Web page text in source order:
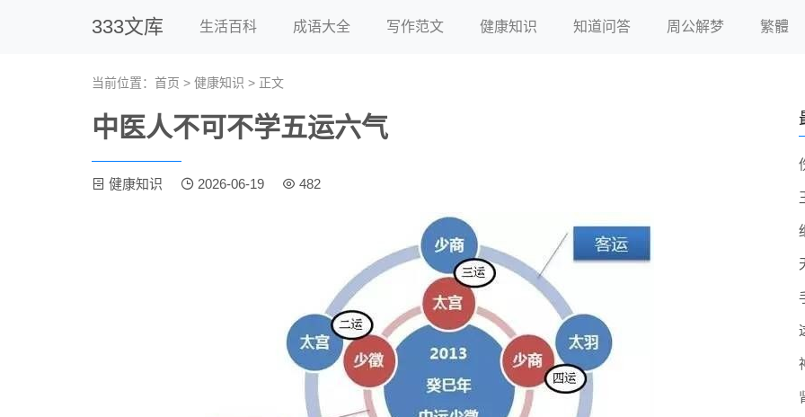
333文库 生活百科 成语大全 写作范文 健康知识 知道问答 周公解梦 繁體
当前位置： 首页 > 健康知识 > 正文
中医人不可不学五运六气
健康知识 2026-06-19 482